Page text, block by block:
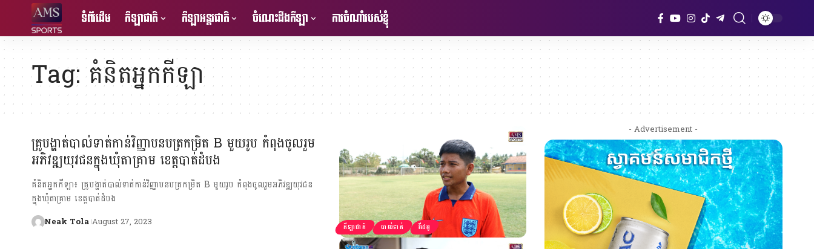
ទំព័រដើម កីឡាជាតិ កីឡាអន្តរជាតិ ចំណេះដឹងកីឡា ការចំណាំរបស់ខ្ញុំ
Tag:គំនិតអ្នកកីឡា
កីឡាជាតិ បាល់ទាត់ វីដេអូ
គ្រូបង្ហាត់បាល់ទាត់កាន់វិញ្ញាបនបត្រកម្រិត B មួយរូប កំពុងចូលរួម
អភិវឌ្ឍយុវជនក្នុងឃុំតាគ្រាម ខេត្តបាត់ដំបង
គំនិតអ្នកកីឡា៖ គ្រូបង្ហាត់បាល់ទាត់កាន់វិញ្ញាបនបត្រកម្រិត B មួយរូប កំពុងចូលរួមអភិវឌ្ឍយុវជន
ក្នុងឃុំតាគ្រាម ខេត្តបាត់ដំបង
Neak Tola August 27, 2023
- Advertisement -